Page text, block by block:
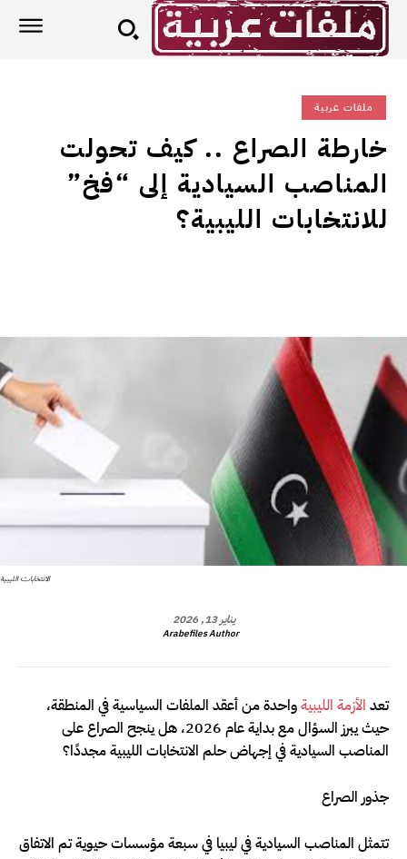
ملفات عربية
خارطة الصراع .. كيف تحولت
المناصب السيادية إلى “فخ”
للانتخابات الليبية؟
الانتخابات الليبية
يناير 13, 2026
Arabefiles Author
تعد الأزمة الليبيةواحدة من أعقد الملفات السياسية في المنطقة،
حيث يبرز السؤال مع بداية عام 2026، هل ينجح الصراع على
المناصب السيادية في إجهاض حلم الانتخابات الليبية مجددًا؟
جذور الصراع
تتمثل المناصب السيادية في ليبيا في سبعة مؤسسات حيوية تم الاتفاق